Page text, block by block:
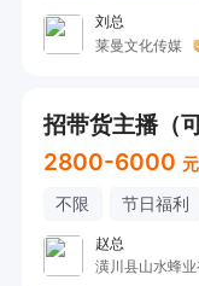
刘总
莱曼文化传媒
招带货主播（
2800-6000
不限 节日福利
赵总
潢川县山水蜂业